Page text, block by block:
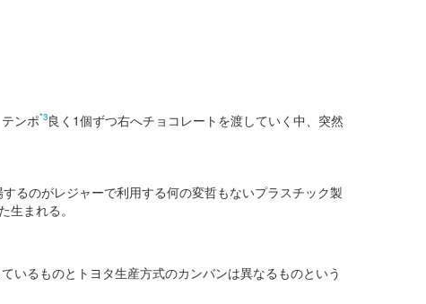
ンポ*3良く1個ずつ右へチョコレートを渡していく中、突然
るのがレジャーで利用する何の変哲もないプラスチック製
まれる。
いるものとトヨタ生産方式のカンバンは異なるものという